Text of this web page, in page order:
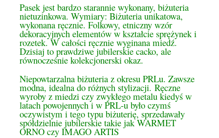
Pasek jest bardzo starannie wykonany, biżuteria
nietuzinkowa. Wymiary: Biżuteria unikatowa,
wykonana ręcznie. Folkowy, etniczny wzór
dekoracyjnych elementów w kształcie sprężynek i
rozetek. W całości ręcznie wyginana miedź.
Dzisiaj to prawdziwe jubilerskie cacko, ale
równocześnie kolekcjonerski okaz.
Niepowtarzalna biżuteria z okresu PRLu. Zawsze
modna, idealna do różnych stylizacji. Ręczne
wyroby z miedzi czy zwykłego metalu kiedyś w
latach powojennych i w PRL-u było czymś
oczywistym i tego typu biżuterię, sprzedawały
spółdzielnie jubilerskie takie jak WARMET
ORNO czy IMAGO ARTIS